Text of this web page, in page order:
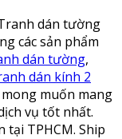
dán tường
các sản phẩm
dán tường,
dán kính 2
muốn mang
vụ tốt nhất.
tại TPHCM. Ship